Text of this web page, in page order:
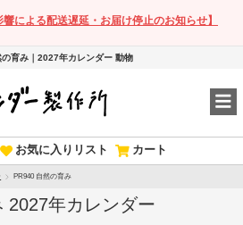
響による配送遅延・お届け停止のお知らせ】
育み｜2027年カレンダー 動物
お気に入りリスト カート
PR940 自然の育み
2027年カレンダー